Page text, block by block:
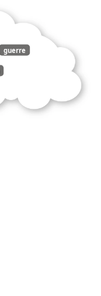
guerre